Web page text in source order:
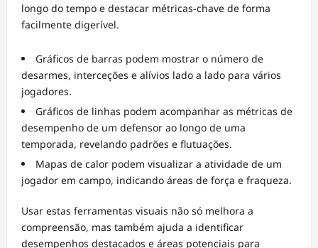
longo do tempo e destacar métricas-chave de forma
facilmente digerível.
Gráficos de barras podem mostrar o número de
desarmes, interceções e alívios lado a lado para vários
jogadores.
Gráficos de linhas podem acompanhar as métricas de
desempenho de um defensor ao longo de uma
temporada, revelando padrões e flutuações.
Mapas de calor podem visualizar a atividade de um
jogador em campo, indicando áreas de força e fraqueza.
Usar estas ferramentas visuais não só melhora a
compreensão, mas também ajuda a identificar
desempenhos destacados e áreas potenciais para